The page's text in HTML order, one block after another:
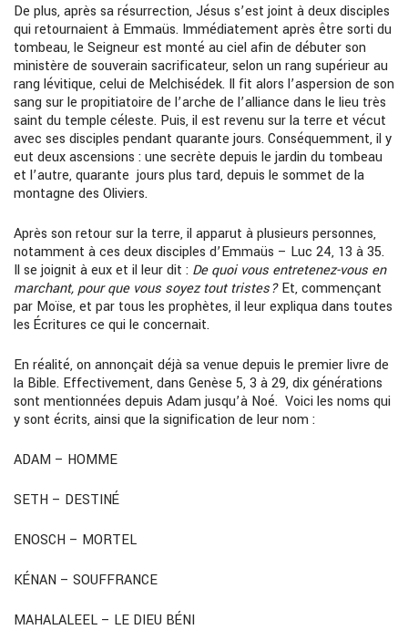
De plus, après sa résurrection, Jésus s’est joint à deux disciples
qui retournaient à Emmaüs. Immédiatement après être sorti du
tombeau, le Seigneur est monté au ciel afin de débuter son
ministère de souverain sacrificateur, selon un rang supérieur au
rang lévitique, celui de Melchisédek. Il fit alors l’aspersion de son
sang sur le propitiatoire de l’arche de l’alliance dans le lieu très
saint du temple céleste. Puis, il est revenu sur la terre et vécut
avec ses disciples pendant quarante jours. Conséquemment, il y
eut deux ascensions : une secrète depuis le jardin du tombeau
et l’autre, quarante jours plus tard, depuis le sommet de la
montagne des Oliviers.
Après son retour sur la terre, il apparut à plusieurs personnes,
notamment à ces deux disciples d’Emmaüs – Luc 24, 13 à 35.
Il se joignit à eux et il leur dit : De quoi vous entretenez-vous en
marchant, pour que vous soyez tout tristes?Et, commençant
par Moïse, et par tous les prophètes, il leur expliqua dans toutes
les Écritures ce qui le concernait.
En réalité, on annonçait déjà sa venue depuis le premier livre de
la Bible. Effectivement, dans Genèse 5, 3 à 29, dix générations
sont mentionnées depuis Adam jusqu’à Noé. Voici les noms qui
y sont écrits, ainsi que la signification de leur nom :
ADAM – HOMME
SETH – DESTINÉ
ENOSCH – MORTEL
KÉNAN – SOUFFRANCE
MAHALALEEL – LE DIEU BÉNI